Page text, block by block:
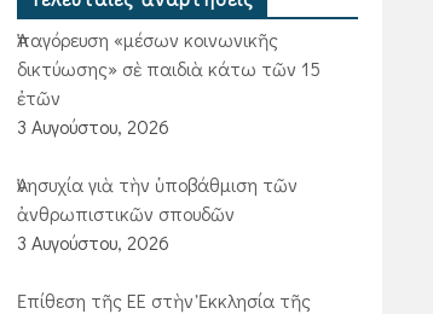
Ἀπαγόρευση «μέσων κοινωνικῆς
δικτύωσης» σὲ παιδιὰ κάτω τῶν 15
ἐτῶν
3 Αυγούστου, 2026
Ἀνησυχία γιὰ τὴν ὑποβάθμιση τῶν
ἀνθρωπιστικῶν σπουδῶν
3 Αυγούστου, 2026
Ἐπίθεση τῆς ΕΕ στὴν Ἐκκλησία τῆς